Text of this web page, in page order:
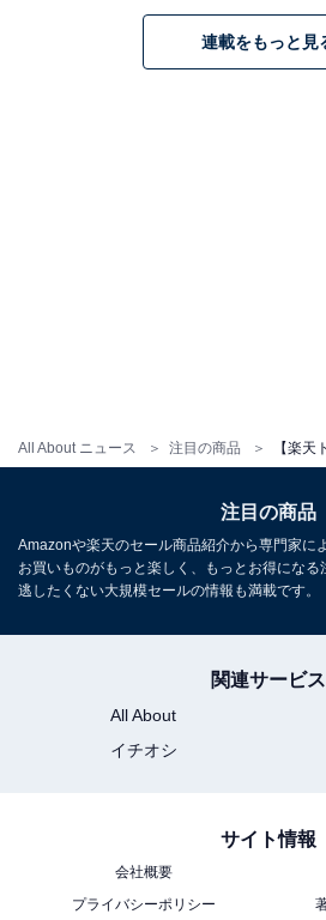
All About ニュース 注目の商品
連載をもっと見
注目の商品
Amazonや楽天のセール商品紹介から専門家に
お買いものがもっと楽しく、もっとお得にな
逃したくない大規模セールの情報も満載です。
関連サービス
All About
イチオシ
サイト情報
会社概要
プライバシーポリシー